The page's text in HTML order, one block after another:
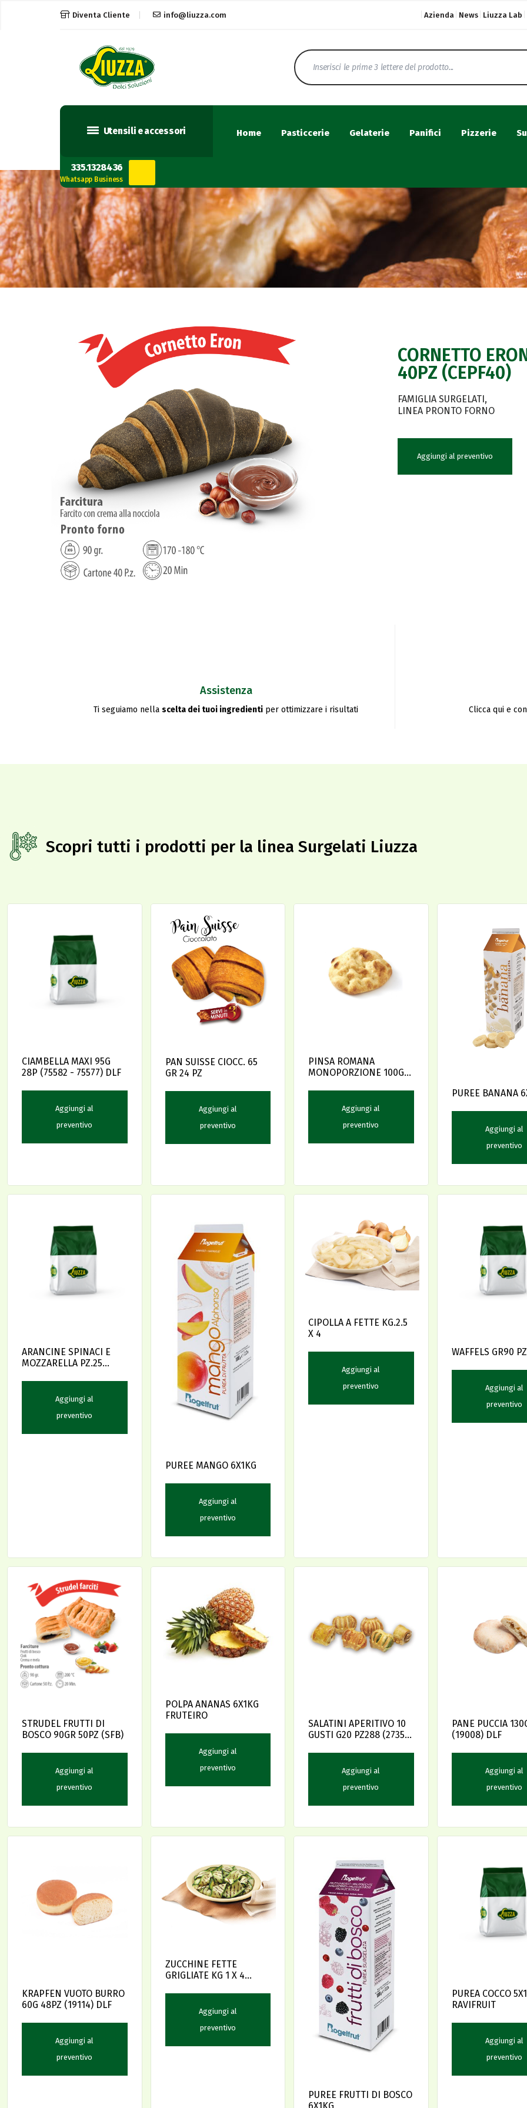
Diventa Cliente info@liuzza.com Azienda News Liuzza Lab
Utensili e accessori Home Pasticcerie Gelaterie Panifici Pizzerie
335.1328436
Whatsapp Business
CORNETTO
40PZ (CEPF40)
FAMIGLIA SURGELATI
LINEA PRONTO FORNO
Aggiungi al preventivo
Assistenza
Ti seguiamo nella scelta dei tuoi ingredienti per ottimizzare i risultati Clicca qui e
Scopri tutti i prodotti per la linea Surgelati Liuzza
CIAMBELLA MAXI 95G
28P (75582 - 75577) DLF
Aggiungi al
preventivo
PAN SUISSE CIOCC. 65
GR 24 PZ
Aggiungi al
preventivo
PINSA ROMANA
MONOPORZIONE 100G
Aggiungi al
preventivo
PUREE BANANA
Aggiungi al
preventivo
ARANCINE SPINACI E
MOZZARELLA PZ.25
Aggiungi al
preventivo
PUREE MANGO 6X1KG
Aggiungi al
preventivo
CIPOLLA A FETTE KG.2.5
X 4
Aggiungi al
preventivo
WAFFELS GR90
Aggiungi al
preventivo
STRUDEL FRUTTI DI
BOSCO 90GR 50PZ (SFB)
Aggiungi al
preventivo
POLPA ANANAS 6X1KG
FRUTEIRO
Aggiungi al
preventivo
SALATINI APERITIVO 10
GUSTI G20 PZ288 (27359)
Aggiungi al
preventivo
PANE PUCCIA
(19008) DLF
Aggiungi al
preventivo
KRAPFEN VUOTO BURRO
60G 48PZ (19114) DLF
Aggiungi al
preventivo
ZUCCHINE FETTE
GRIGLIATE KG 1 X 4
Aggiungi al
preventivo
PUREE FRUTTI DI BOSCO
6X1KG
PUREA COCCO
RAVIFRUIT
Aggiungi al
preventivo